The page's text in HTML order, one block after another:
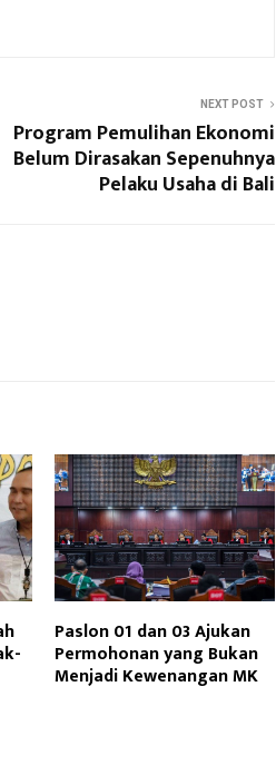
NEXT POST
Program Pemulihan Ekonomi
Belum Dirasakan Sepenuhnya
Pelaku Usaha di Bali
Paslon 01 dan 03 Ajukan
Permohonan yang Bukan
Menjadi Kewenangan MK